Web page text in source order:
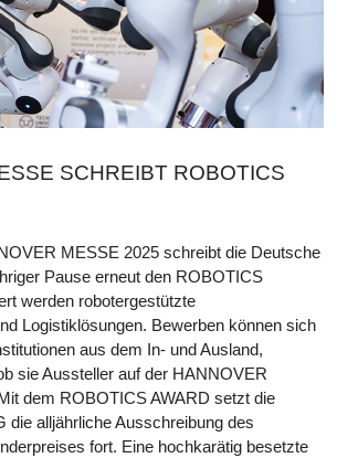
SCHREIBT ROBOTICS
MESSE 2025 schreibt die Deutsche
Pause erneut den ROBOTICS
werden robotergestützte
Logistiklösungen. Bewerben können sich
aus dem In- und Ausland,
sie Aussteller auf der HANNOVER
dem ROBOTICS AWARD setzt die
die alljährliche Ausschreibung des
fort. Eine hochkarätig besetzte